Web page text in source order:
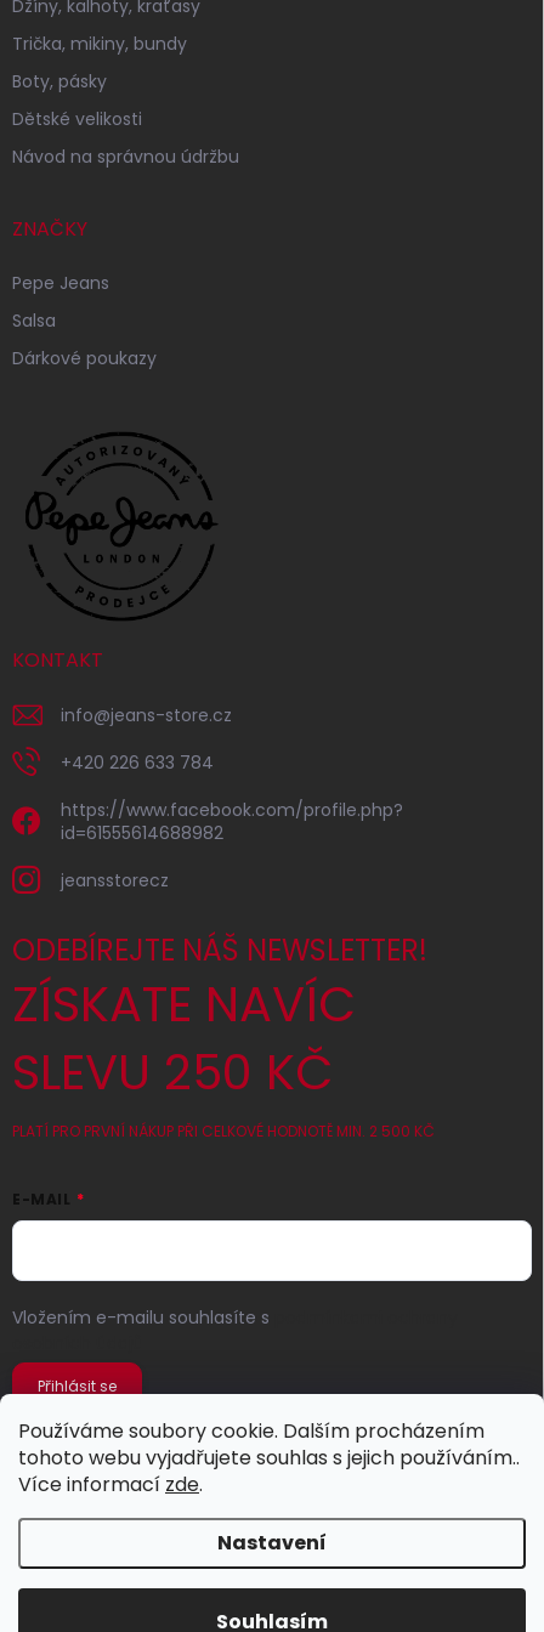
Používáme soubory cookie. Dalším procházením
tohoto webu vyjadřujete souhlas s jejich používáním..
Více informací zde.
Nastavení
Souhlasím
Džíny, kalhoty, kraťasy
Trička, mikiny, bundy
Boty, pásky
Dětské velikosti
Návod na správnou údržbu
ZNAČKY
Pepe Jeans
Salsa
Dárkové poukazy
KONTAKT
info@jeans-store.cz
+420 226 633 784
https://www.facebook.com/profile.php?
id=61555614688982
jeansstorecz
ODEBÍREJTE NÁŠ NEWSLETTER!
ZÍSKATE NAVÍC
SLEVU 250 KČ
PLATÍ PRO PRVNÍ NÁKUP PŘI CELKOVÉ HODNOTĚ MIN. 2 500 KČ
E-MAIL
Vložením e-mailu souhlasíte s
Přihlásit se
Jeans Store. Všechna práva vyhrazena.